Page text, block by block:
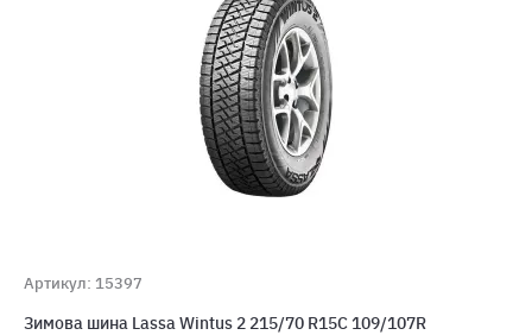
Артикул: 15397
Зимова шина Lassa Wintus 2 215/70 R15C 109/107R